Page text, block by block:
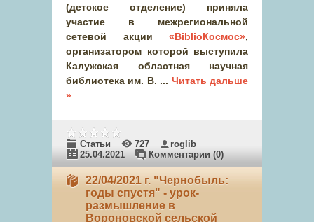
(детское отделение) приняла
участие в межрегиональной
сетевой акции «BiblioКосмос»,
организатором которой выступила
Калужская областная научная
библиотека им. В. ... Читать дальше
»
Статьи 727
roglib
25.04.2021
Комментарии (0)
22/04/2021 г. "Чернобыль:
годы спустя" - урок-
размышление в
Вороновской сельской